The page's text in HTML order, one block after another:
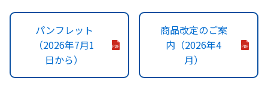
パンフレット
（2026年7月1
日から）
商品改定のご案
内（2026年4
月）